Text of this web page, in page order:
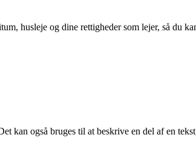
husleje og dine rettigheder som lejer, så du
kan også bruges til at beskrive en del af en